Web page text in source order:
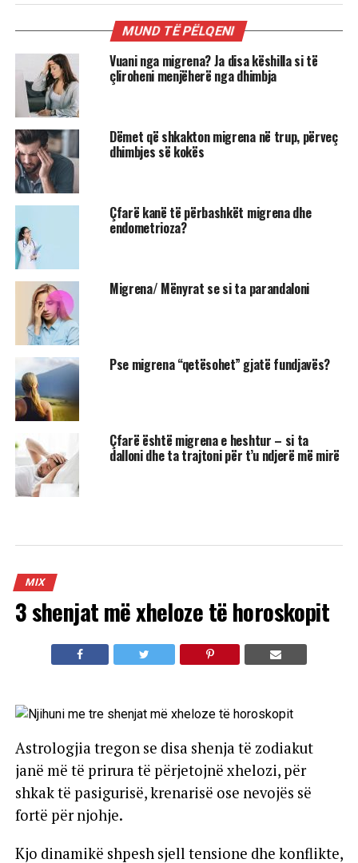
MUND TË PËLQENI
Vuani nga migrena? Ja disa këshilla si të
çliroheni menjëherë nga dhimbja
Dëmet që shkakton migrena në trup, përveç
dhimbjes së kokës
Çfarë kanë të përbashkët migrena dhe
endometrioza?
Migrena/ Mënyrat se si ta parandaloni
Pse migrena “qetësohet” gjatë fundjavës?
Çfarë është migrena e heshtur – si ta
dalloni dhe ta trajtoni për t’u ndjerë më mirë
MIX
3 shenjat më xheloze të horoskopit
Astrologjia tregon se disa shenja të zodiakut
janë më të prirura të përjetojnë xhelozi, për
shkak të pasigurisë, krenarisë ose nevojës së
fortë për njohje.
Kjo dinamikë shpesh sjell tensione dhe konflikte,